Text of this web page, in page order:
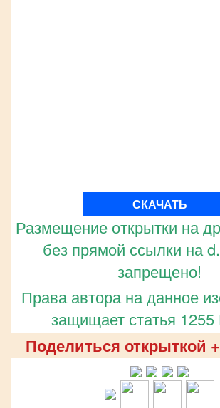
СКАЧАТЬ
Размещение открытки на
без прямой ссылки на
запрещено!
Права автора на данное
защищает статья
Поделиться открыткой